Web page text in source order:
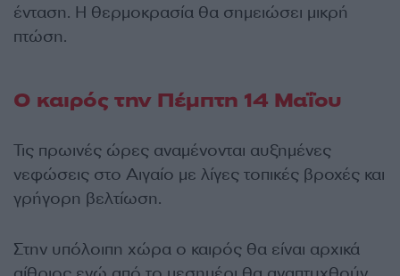
ένταση. Η θερμοκρασία θα σημειώσει μικρή
πτώση.
Ο καιρός την Πέμπτη 14 Μαΐου
Τις πρωινές ώρες αναμένονται αυξημένες
νεφώσεις στο Αιγαίο με λίγες τοπικές βροχές και
γρήγορη βελτίωση.
Στην υπόλοιπη χώρα ο καιρός θα είναι αρχικά